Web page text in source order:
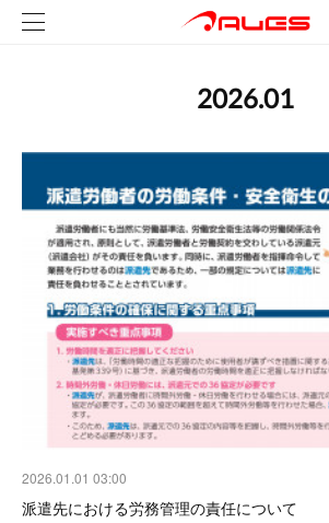
2026.01
2026.01.01 03:00
派遣先における労務管理の責任について